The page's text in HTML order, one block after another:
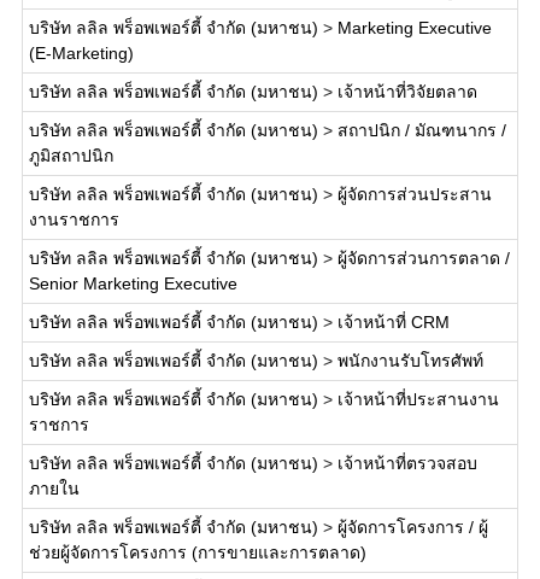
บริษัท ลลิล พร็อพเพอร์ตี้ จำกัด (มหาชน) > Marketing Executive
(E-Marketing)
บริษัท ลลิล พร็อพเพอร์ตี้ จำกัด (มหาชน) > เจ้าหน้าที่วิจัยตลาด
บริษัท ลลิล พร็อพเพอร์ตี้ จำกัด (มหาชน) > สถาปนิก / มัณฑนากร /
ภูมิสถาปนิก
บริษัท ลลิล พร็อพเพอร์ตี้ จำกัด (มหาชน) > ผู้จัดการส่วนประสาน
งานราชการ
บริษัท ลลิล พร็อพเพอร์ตี้ จำกัด (มหาชน) > ผู้จัดการส่วนการตลาด /
Senior Marketing Executive
บริษัท ลลิล พร็อพเพอร์ตี้ จำกัด (มหาชน) > เจ้าหน้าที่ CRM
บริษัท ลลิล พร็อพเพอร์ตี้ จำกัด (มหาชน) > พนักงานรับโทรศัพท์
บริษัท ลลิล พร็อพเพอร์ตี้ จำกัด (มหาชน) > เจ้าหน้าที่ประสานงาน
ราชการ
บริษัท ลลิล พร็อพเพอร์ตี้ จำกัด (มหาชน) > เจ้าหน้าที่ตรวจสอบ
ภายใน
บริษัท ลลิล พร็อพเพอร์ตี้ จำกัด (มหาชน) > ผู้จัดการโครงการ / ผู้
ช่วยผู้จัดการโครงการ (การขายและการตลาด)